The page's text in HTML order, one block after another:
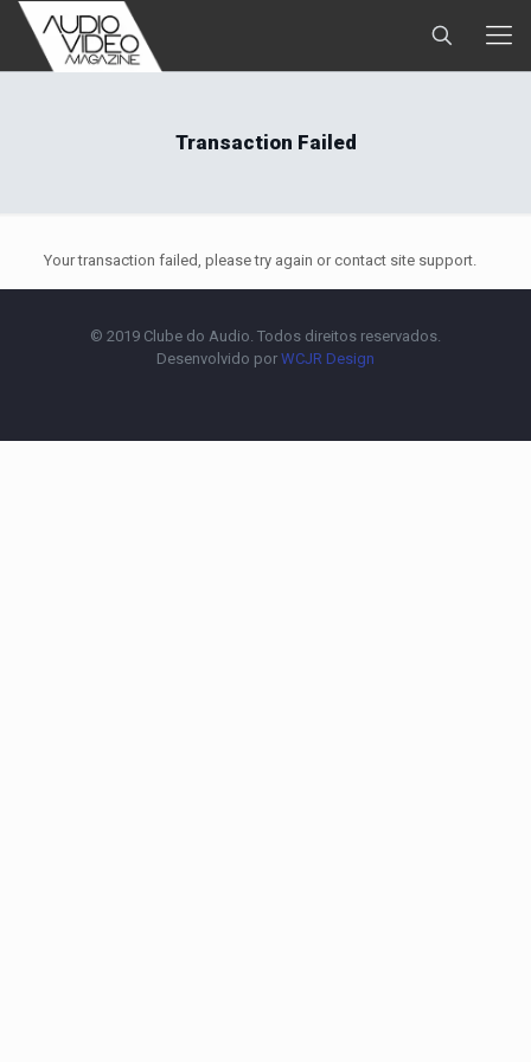
Transaction Failed
Your transaction failed, please try again or contact site support.
© 2019 Clube do Audio. Todos direitos reservados.
Desenvolvido por WCJR Design